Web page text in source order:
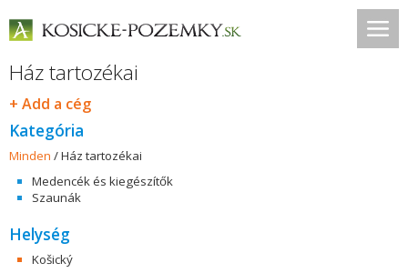
Ház tartozékai
+ Add a cég
Kategória
Minden /Ház tartozékai
Medencék és kiegészítők
Szaunák
Helység
Košický